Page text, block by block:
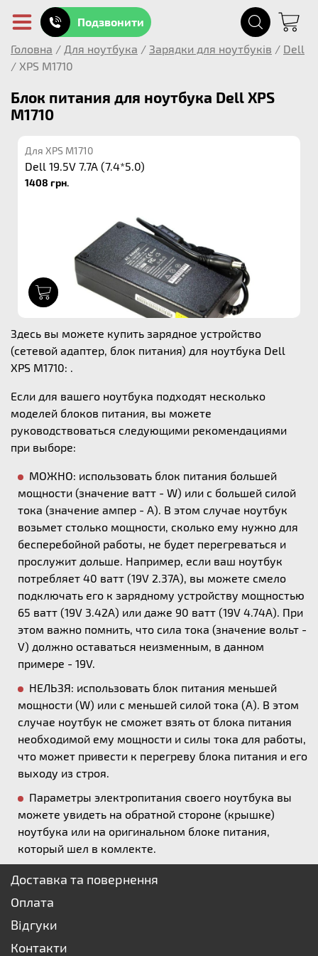
Подзвонити
Головна / Для ноутбука / Зарядки для ноутбуків / Dell
/ XPS M1710
Блок питания для ноутбука Dell XPS
M1710
Для XPS M1710
Dell 19.5V 7.7A (7.4*5.0)
1408 грн.
Здесь вы можете купить зарядное устройство
(сетевой адаптер, блок питания) для ноутбука Dell
XPS M1710: .
Если для вашего ноутбука подходят несколько
моделей блоков питания, вы можете
руководствоваться следующими рекомендациями
при выборе:
МОЖНО: использовать блок питания большей
мощности (значение ватт - W) или с большей силой
тока (значение ампер - А). В этом случае ноутбук
возьмет столько мощности, сколько ему нужно для
бесперебойной работы, не будет перегреваться и
прослужит дольше. Например, если ваш ноутбук
потребляет 40 ватт (19V 2.37A), вы можете смело
подключать его к зарядному устройству мощностью
65 ватт (19V 3.42A) или даже 90 ватт (19V 4.74A). При
этом важно помнить, что сила тока (значение вольт -
V) должно оставаться неизменным, в данном
примере - 19V.
НЕЛЬЗЯ: использовать блок питания меньшей
мощности (W) или с меньшей силой тока (А). В этом
случае ноутбук не сможет взять от блока питания
необходимой ему мощности и силы тока для работы,
что может привести к перегреву блока питания и его
выходу из строя.
Параметры электропитания своего ноутбука вы
можете увидеть на обратной стороне (крышке)
ноутбука или на оригинальном блоке питания,
который шел в комлекте.
Доставка та повернення
Оплата
Відгуки
Контакти